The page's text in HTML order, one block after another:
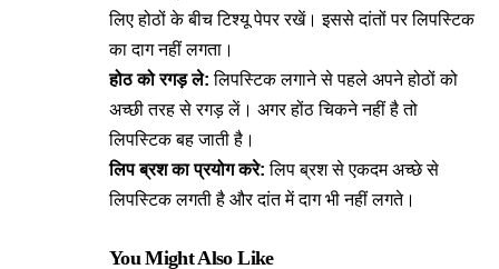
लिए होठों के बीच टिश्यू पेपर रखें। इससे दांतों पर लिपस्टिक
का दाग नहीं लगता।
होठ को रगड़ ले: लिपस्टिक लगाने से पहले अपने होठों को
अच्छी तरह से रगड़ लें। अगर होंठ चिकने नहीं है तो
लिपस्टिक बह जाती है।
लिप ब्रश का प्रयोग करे: लिप ब्रश से एकदम अच्छे से
लिपस्टिक लगती है और दांत में दाग भी नहीं लगते।
You Might Also Like